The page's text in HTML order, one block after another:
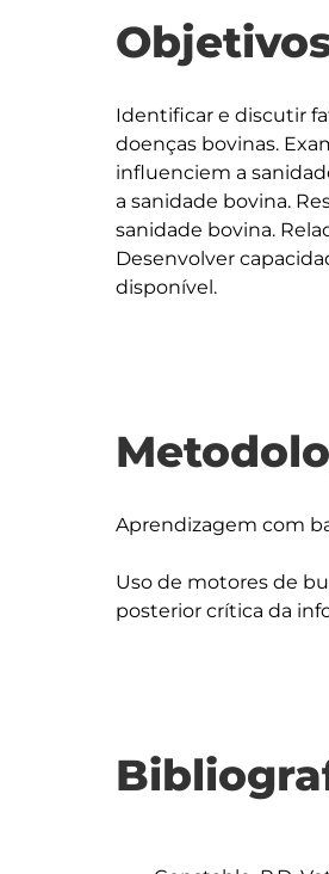
Identificar e discutir
doenças bovinas.
influenciem a
a sanidade bovina.
sanidade bovina.
Desenvolver
Aprendizagem com
Uso de motores de